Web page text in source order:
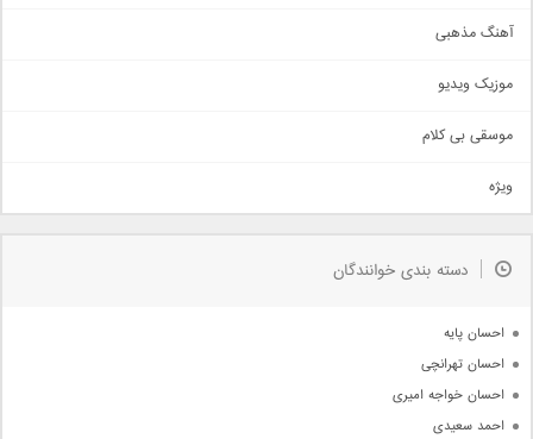
حماسی
سنتی
اهنگ بندرعباسی
دمو
مذهبی
جدیدترین ها
آهنگ مذهبی
موزیک ویدیو
موسقی بی کلام
ویژه
دسته بندی خوانندگان
احسان پایه
احسان تهرانچی
احسان خواجه امیری
احمد سعیدی